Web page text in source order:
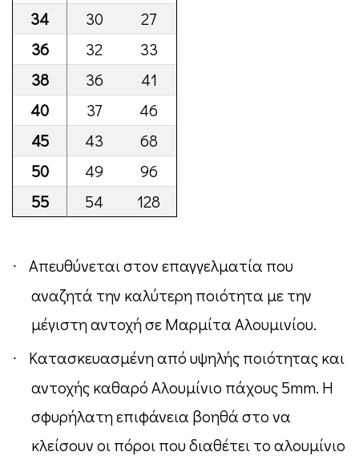
34
30
27
36
32
33
38
36
41
40
37
46
45
43
68
50
49
96
55
54 128
·
Απευθύνεται στον επαγγελματία που
αναζητά την καλύτερη ποιότητα με την
μέγιστη αντοχή σε Μαρμίτα Αλουμινίου.
·
Κατασκευασμένη από υψηλής ποιότητας και
αντοχής καθαρό Αλουμίνιο πάχους 5mm. Η
σφυρήλατη επιφάνεια βοηθά στο να
κλείσουν οι πόροι που διαθέτει το αλουμίνιο